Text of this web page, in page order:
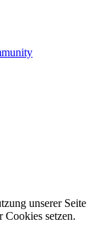
unserer Seite
Cookies setzen.